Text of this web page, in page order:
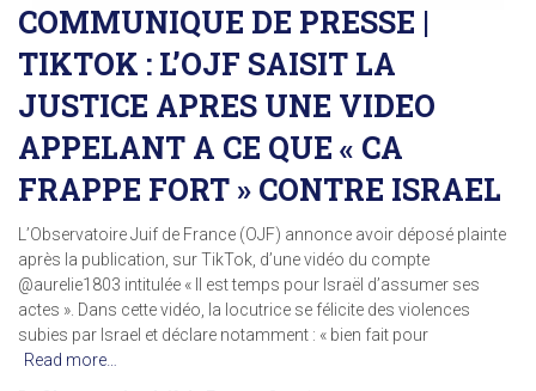
COMMUNIQUE DE PRESSE |
TIKTOK : L’OJF SAISIT LA
JUSTICE APRES UNE VIDEO
APPELANT A CE QUE « CA
FRAPPE FORT » CONTRE ISRAEL
L’Observatoire Juif de France (OJF) annonce avoir déposé plainte
après la publication, sur TikTok, d’une vidéo du compte
@aurelie1803 intitulée « Il est temps pour Israël d’assumer ses
actes ». Dans cette vidéo, la locutrice se félicite des violences
subies par Israel et déclare notamment : « bien fait pour
Read more…